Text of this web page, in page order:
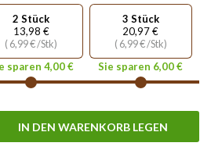
2 Stück
13,98 €
( 6,99 € /Stk)
sparen 4,00 €
3 Stück
20,97 €
( 6,99 € /Stk)
Sie sparen 6,00 €
IN DEN WARENKORB LEGEN